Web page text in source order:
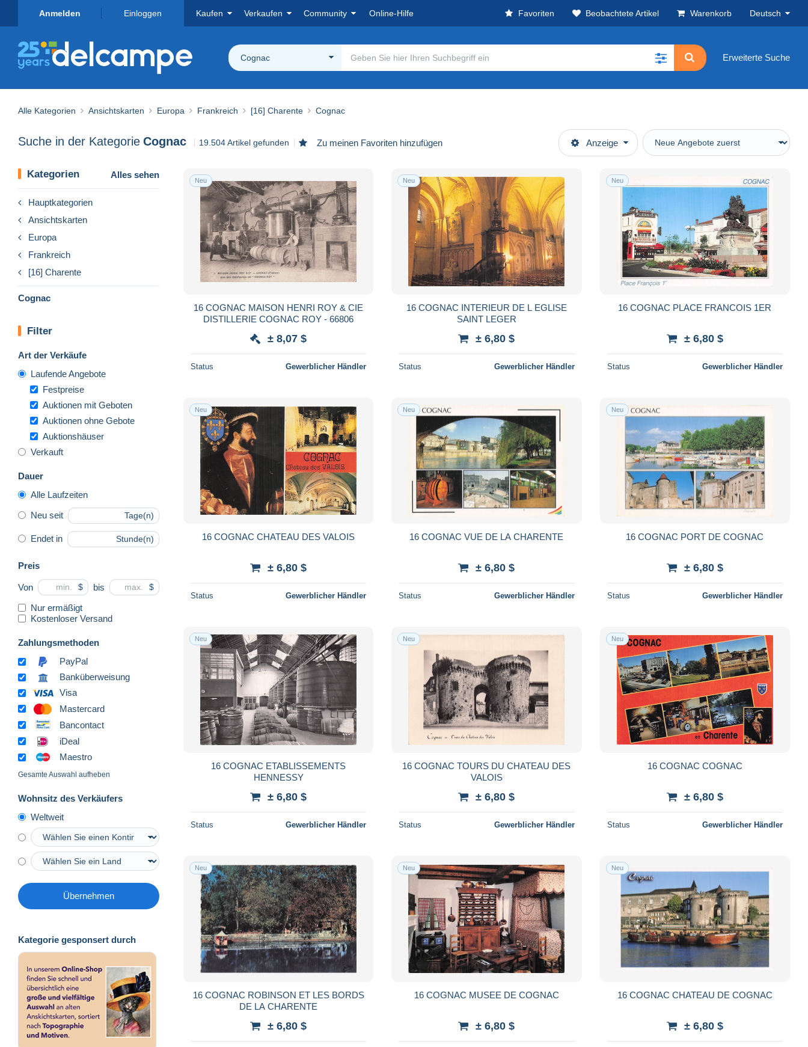
Anmelden Einloggen Kaufen Verkaufen Community Online-Hilfe Favoriten Beobachtete Artikel Warenkorb Deutsch
Cognac Erweiterte Suche
Alle Kategorien Ansichtskarten Europa Frankreich [16] Charente Cognac
Suche in der Kategorie Cognac 19.504 Artikel gefunden Zu meinen Favoriten hinzufügen Anzeige
Kategorien Alles sehen
Hauptkategorien
Ansichtskarten
Europa
Frankreich
[16] Charente
Cognac
Filter
Art der Verkäufe
Laufende Angebote
Festpreise
Auktionen mit Geboten
Auktionen ohne Gebote
Auktionshäuser
Verkauft
Dauer
Alle Laufzeiten
Neu seit Tage(n)
Endet in Stunde(n)
Preis
Von $ bis $
Nur ermäßigt
Kostenloser Versand
Zahlungsmethoden
PayPal
Banküberweisung
Visa
Mastercard
Bancontact
iDeal
Maestro
Gesamte Auswahl aufheben
Wohnsitz des Verkäufers
Weltweit
Übernehmen
Kategorie gesponsert durch
Neu
16 COGNAC MAISON HENRI ROY & CIE
DISTILLERIE COGNAC ROY - 66806
± 8,07 $
Status Gewerblicher Händler
Neu
16 COGNAC INTERIEUR DE L EGLISE
SAINT LEGER
± 6,80 $
Status Gewerblicher Händler
Neu
16 COGNAC PLACE FRANCOIS 1ER
± 6,80 $
Status Gewerblicher Händler
Neu
16 COGNAC CHATEAU DES VALOIS
± 6,80 $
Status Gewerblicher Händler
Neu
16 COGNAC VUE DE LA CHARENTE
± 6,80 $
Status Gewerblicher Händler
Neu
16 COGNAC PORT DE COGNAC
± 6,80 $
Status Gewerblicher Händler
Neu
16 COGNAC ETABLISSEMENTS
HENNESSY
± 6,80 $
Status Gewerblicher Händler
Neu
16 COGNAC TOURS DU CHATEAU DES
VALOIS
± 6,80 $
Status Gewerblicher Händler
Neu
16 COGNAC COGNAC
± 6,80 $
Status Gewerblicher Händler
Neu
16 COGNAC ROBINSON ET LES BORDS
DE LA CHARENTE
± 6,80 $
Neu
16 COGNAC MUSEE DE COGNAC
± 6,80 $
Neu
16 COGNAC CHATEAU DE COGNAC
± 6,80 $